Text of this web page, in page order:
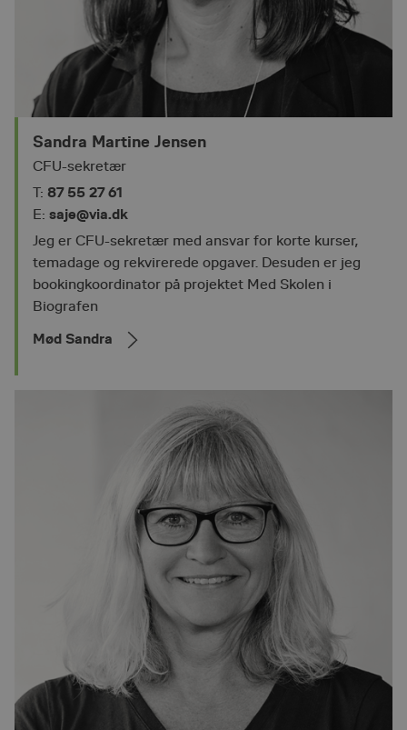
Sandra Martine Jensen
CFU-sekretær
T: 87 55 27 61
E: saje@via.dk
Jeg er CFU-sekretær med ansvar for korte kurser,
temadage og rekvirerede opgaver. Desuden er jeg
bookingkoordinator på projektet Med Skolen i
Biografen
Mød Sandra